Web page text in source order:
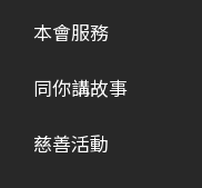
本會服務
同你講故事
慈善活動